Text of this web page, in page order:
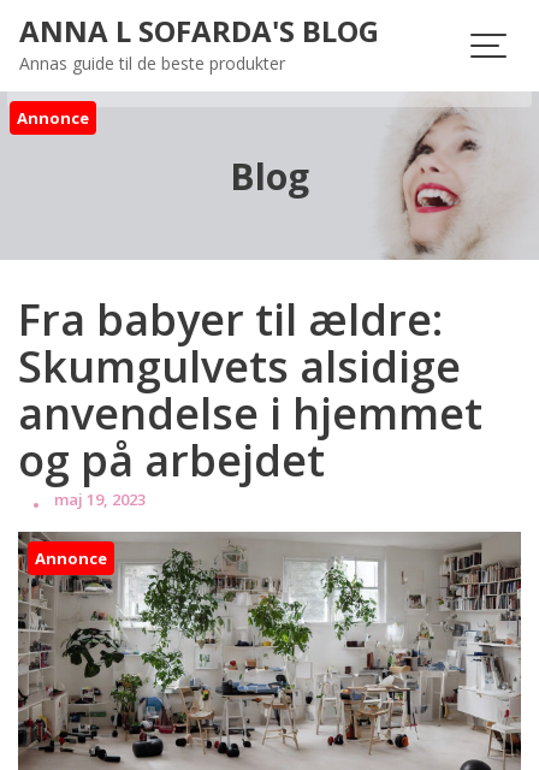
content
ANNA L SOFARDA'S BLOG
Annas guide til de beste produkter
Annonce
Blog
Fra babyer til ældre:
Skumgulvets alsidige
anvendelse i hjemmet
og på arbejdet
maj 19, 2023
Annonce